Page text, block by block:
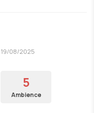
08/2025
5
Ambience